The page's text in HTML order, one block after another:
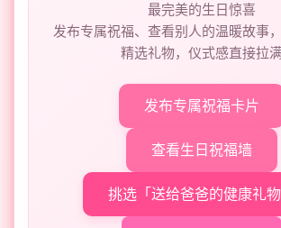
最完美的生日惊喜
发布专属祝福、查看别人的温暖故事
精选礼物，仪式感直接拉
发布专属祝福卡片
查看生日祝福墙
挑选「送给爸爸的健康礼物